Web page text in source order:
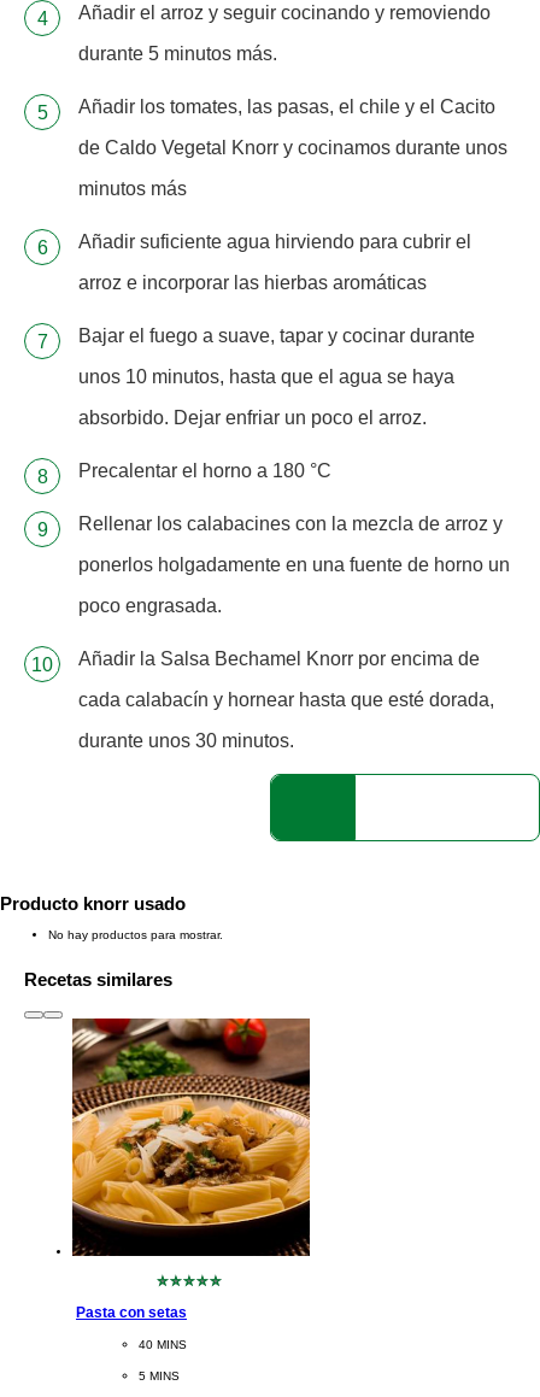
Añadir el arroz y seguir cocinando y removiendo
durante 5 minutos más.
Añadir los tomates, las pasas, el chile y el Cacito
de Caldo Vegetal Knorr y cocinamos durante unos
minutos más
Añadir suficiente agua hirviendo para cubrir el
arroz e incorporar las hierbas aromáticas
Bajar el fuego a suave, tapar y cocinar durante
unos 10 minutos, hasta que el agua se haya
absorbido. Dejar enfriar un poco el arroz.
Precalentar el horno a 180 °C
Rellenar los calabacines con la mezcla de arroz y
ponerlos holgadamente en una fuente de horno un
poco engrasada.
Añadir la Salsa Bechamel Knorr por encima de
cada calabacín y hornear hasta que esté dorada,
durante unos 30 minutos.
Producto knorr usado
No hay productos para mostrar.
Recetas similares
1 to 3 of 6
No
Pasta con setas
CookingTime
40 MINS
PreparationTime
5 MINS